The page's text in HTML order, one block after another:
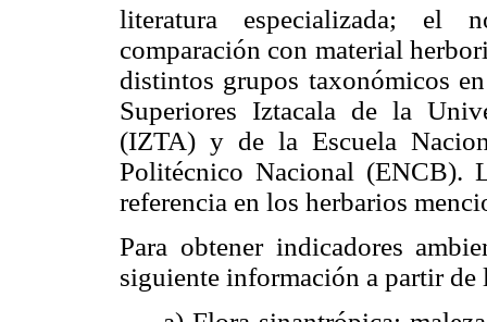
literatura especializada; el
comparación con material
distintos grupos taxonómicos
Superiores Iztacala de la
(IZTA) y de la Escuela
Politécnico Nacional (ENCB).
referencia en los herbarios
Para obtener indicadores
siguiente información a partir de